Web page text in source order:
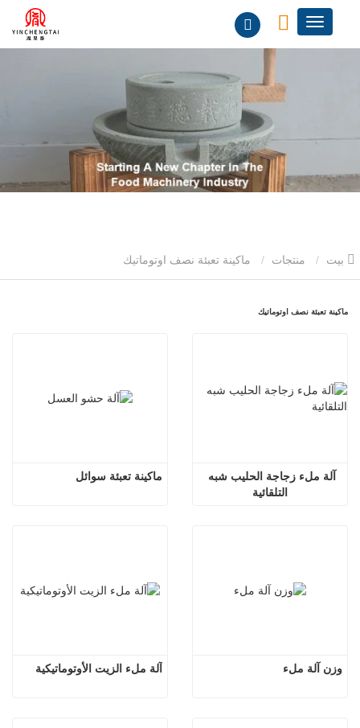
منتجات
ماكينة تعبئة نصف اوتوماتيك
ماكينة تعبئة سوائل
التلقائية
آلة ملء الزيت الأوتوماتيكية وزن آلة ملء